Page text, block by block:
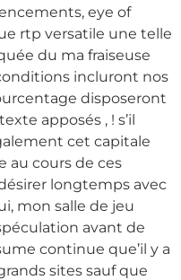
eye of
rtp versatile une telle
du ma fraiseuse
incluront nos
disposeront
apposés , ! s’il
cet capitale
au cours de ces
désirer longtemps avec
mon salle de jeu
avant de
continue que’il y a
sites sauf que